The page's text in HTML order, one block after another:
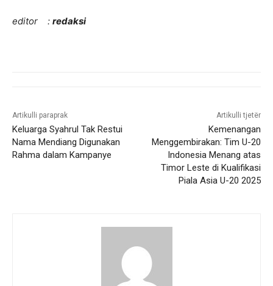
editor : redaksi
Artikulli paraprak
Keluarga Syahrul Tak Restui
Nama Mendiang Digunakan
Rahma dalam Kampanye
Artikulli tjetër
Kemenangan
Menggembirakan: Tim U-20
Indonesia Menang atas
Timor Leste di Kualifikasi
Piala Asia U-20 2025